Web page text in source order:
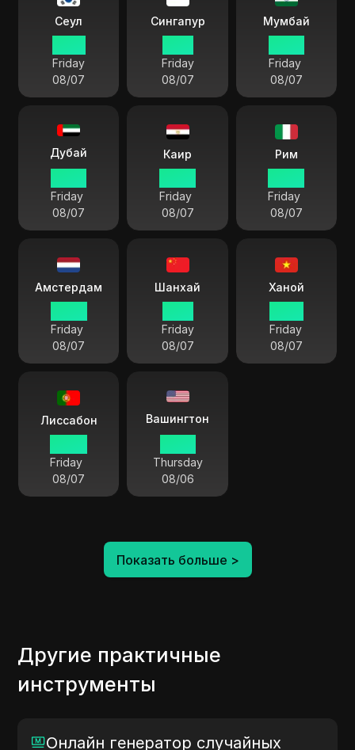
Сеул
Friday
08/07
Сингапур
Friday
08/07
Мумбай
Friday
08/07
Дубай
Friday
08/07
Каир
Friday
08/07
Рим
Friday
08/07
Амстердам
Friday
08/07
Шанхай
Friday
08/07
Ханой
Friday
08/07
Лиссабон
Friday
08/07
Вашингтон
Thursday
08/06
Показать больше >
Другие практичные
инструменты
Онлайн генератор случайных